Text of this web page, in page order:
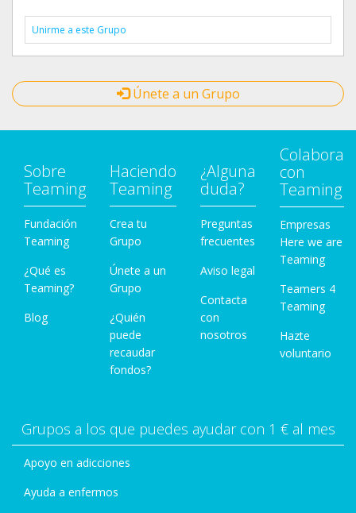
Unirme a este Grupo
Únete a un Grupo
Sobre
Teaming
Fundación
Teaming
¿Qué es
Teaming?
Blog
Haciendo
Teaming
Crea tu
Grupo
Únete a un
Grupo
¿Quién
puede
recaudar
fondos?
¿Alguna
duda?
Preguntas
frecuentes
Aviso legal
Contacta
con
nosotros
Colabora
con
Teaming
Empresas
Here we are
Teaming
Teamers 4
Teaming
Hazte
voluntario
Grupos a los que puedes ayudar con 1 € al mes
Apoyo en adicciones
Ayuda a enfermos